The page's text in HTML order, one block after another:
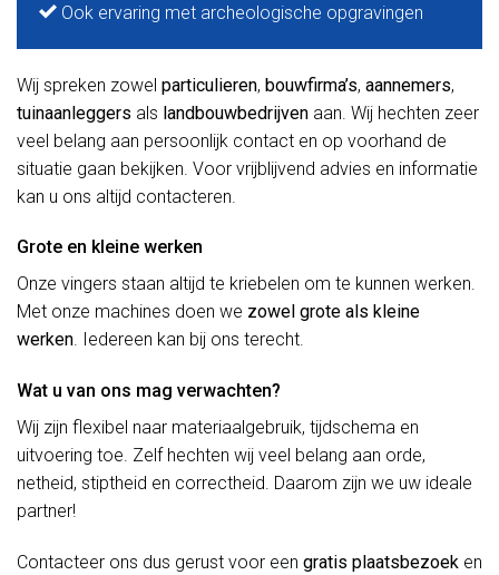
Ook ervaring met archeologische opgravingen
Wij spreken zowel particulieren, bouwfirma’s, aannemers,
tuinaanleggers als landbouwbedrijven aan. Wij hechten zeer
veel belang aan persoonlijk contact en op voorhand de
situatie gaan bekijken. Voor vrijblijvend advies en informatie
kan u ons altijd contacteren.
Grote en kleine werken
Onze vingers staan altijd te kriebelen om te kunnen werken.
Met onze machines doen we zowel grote als kleine
werken. Iedereen kan bij ons terecht.
Wat u van ons mag verwachten?
Wij zijn flexibel naar materiaalgebruik, tijdschema en
uitvoering toe. Zelf hechten wij veel belang aan orde,
netheid, stiptheid en correctheid. Daarom zijn we uw ideale
partner!
Contacteer ons dus gerust voor een gratis plaatsbezoek en